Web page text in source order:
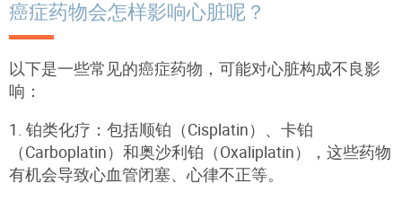
癌症药物会怎样影响心脏呢？
以下是一些常见的癌症药物，可能对心脏构成不良影
响：
1. 铂类化疗：包括顺铂（Cisplatin）、卡铂
（Carboplatin）和奥沙利铂（Oxaliplatin），这些药物
有机会导致心血管闭塞、心律不正等。